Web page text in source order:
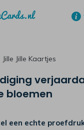
Jille Jille Kaartjes
bloemen
een echte